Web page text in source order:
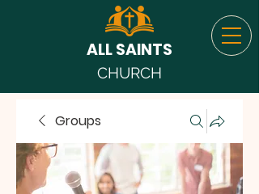
ALL SAINTS
CHURCH
Groups